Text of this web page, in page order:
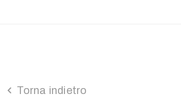
Torna indietro